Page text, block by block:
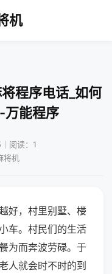
机
程序电话_如何
万能程序
阅读：1
将机
好，村里别墅、楼
车。村民们的生活
为而奔波劳碌。于
人就会时不时的到